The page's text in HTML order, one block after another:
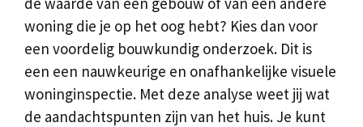
woning die je op het oog hebt? Kies dan voor
een voordelig bouwkundig onderzoek. Dit is
een een nauwkeurige en onafhankelijke visuele
woninginspectie. Met deze analyse weet jij wat
de aandachtspunten zijn van het huis. Je kunt